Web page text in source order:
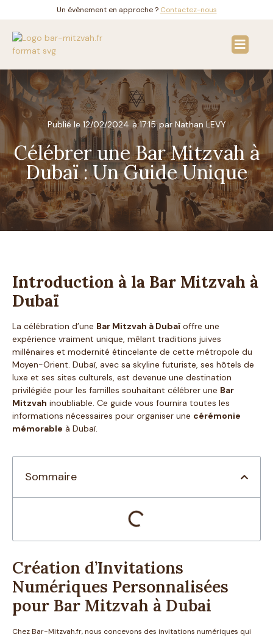
Un évènement en approche ? Contactez-nous
Publié le 12/02/2024 à17:15 par Nathan LEVY
Célébrer une Bar Mitzvah à
Dubaï : Un Guide Unique
Introduction à la Bar Mitzvah à
Dubaï
La célébration d’une Bar Mitzvah à Dubaï offre une
expérience vraiment unique, mêlant traditions juives
millénaires et modernité étincelante de cette métropole du
Moyen-Orient. Dubaï, avec sa skyline futuriste, ses hôtels de
luxe et ses sites culturels, est devenue une destination
privilégiée pour les familles souhaitant célébrer une Bar
Mitzvah inoubliable. Ce guide vous fournira toutes les
informations nécessaires pour organiser une cérémonie
mémorable à Dubaï.
Sommaire
Création d’Invitations
Numériques Personnalisées
pour Bar Mitzvah à Dubai
Chez Bar-Mitzvah.fr, nous concevons des invitations numériques qui